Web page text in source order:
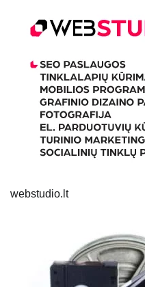
webstudio.lt